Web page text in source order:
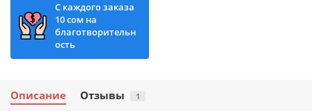
С каждого заказа
10 сом на
благотворительн
ость
Описание Отзывы 1